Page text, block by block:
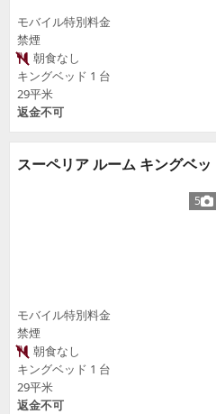
モバイル特別料金
禁煙
朝食なし
キングベッド 1 台
29平米
返金不可
スーペリア ルーム キングベッ
5
モバイル特別料金
禁煙
朝食なし
キングベッド 1 台
29平米
返金不可